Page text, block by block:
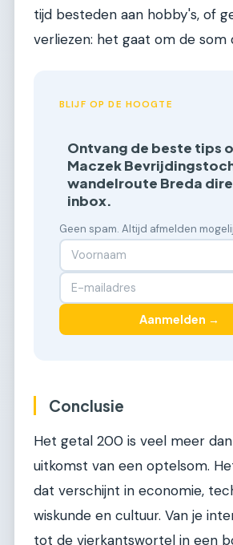
tijd besteden aan hobby's, of
verliezen: het gaat om de som
BLIJF OP DE HOOGTE
Ontvang de beste tips
Maczek
wandelroute Breda
inbox.
Geen spam. Altijd afmelden
Aanmelden →
Conclusie
Het getal 200 is veel meer
uitkomst van een optelsom.
dat verschijnt in economie,
wiskunde en cultuur. Van je
tot de vierkantswortel in een